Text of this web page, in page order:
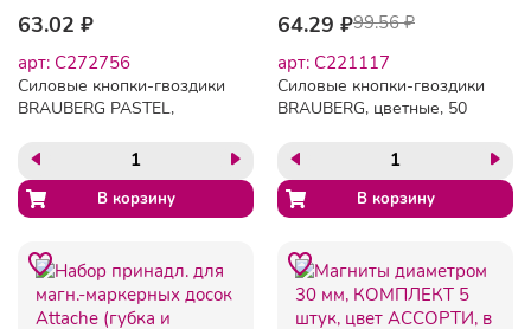
63.02 ₽
арт: C272756
Силовые кнопки-гвоздики
BRAUBERG PASTEL,
штук, 12 мм, 272756
64.29 ₽99.56 ₽
арт: C221117
Силовые кнопки-гвоздики
BRAUBERG, цветные, 50
коробке, 221117